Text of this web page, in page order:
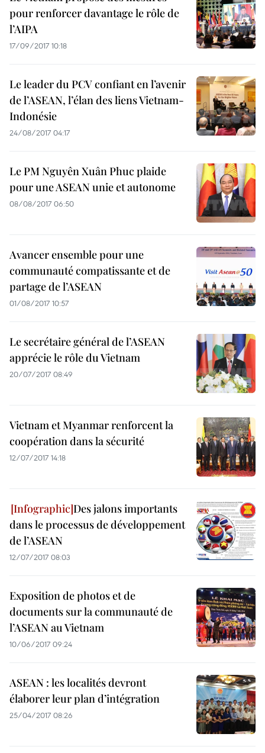
pour renforcer davantage le rôle de
l’AIPA
17/09/2017 10:18
Le leader du PCV confiant en l’avenir
de l’ASEAN, l’élan des liens Vietnam-
Indonésie
24/08/2017 04:17
Le PM Nguyên Xuân Phuc plaide
pour une ASEAN unie et autonome
08/08/2017 06:50
Avancer ensemble pour une
communauté compatissante et de
partage de l’ASEAN
01/08/2017 10:57
Le secrétaire général de l’ASEAN
apprécie le rôle du Vietnam
20/07/2017 08:49
Vietnam et Myanmar renforcent la
coopération dans la sécurité
12/07/2017 14:18
Des jalons importants
dans le processus de développement
de l’ASEAN
12/07/2017 08:03
Exposition de photos et de
documents sur la communauté de
l’ASEAN au Vietnam
10/06/2017 09:24
ASEAN : les localités devront
élaborer leur plan d’intégration
25/04/2017 08:26